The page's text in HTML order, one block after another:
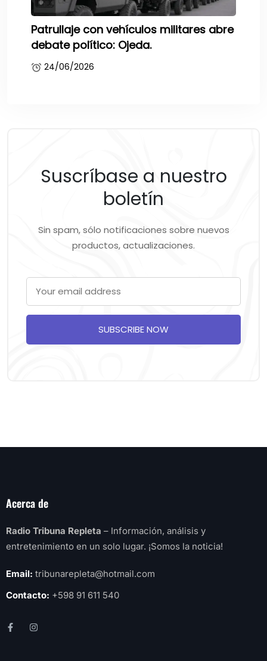
Patrullaje con vehículos militares abre
debate político: Ojeda.
24/06/2026
Suscríbase a nuestro
boletín
Sin spam, sólo notificaciones sobre nuevos
productos, actualizaciones.
SUBSCRIBE NOW
Acerca de
Radio Tribuna Repleta – Información, análisis y
entretenimiento en un solo lugar. ¡Somos la noticia!
Email: tribunarepleta@hotmail.com
Contacto: +598 91 611 540